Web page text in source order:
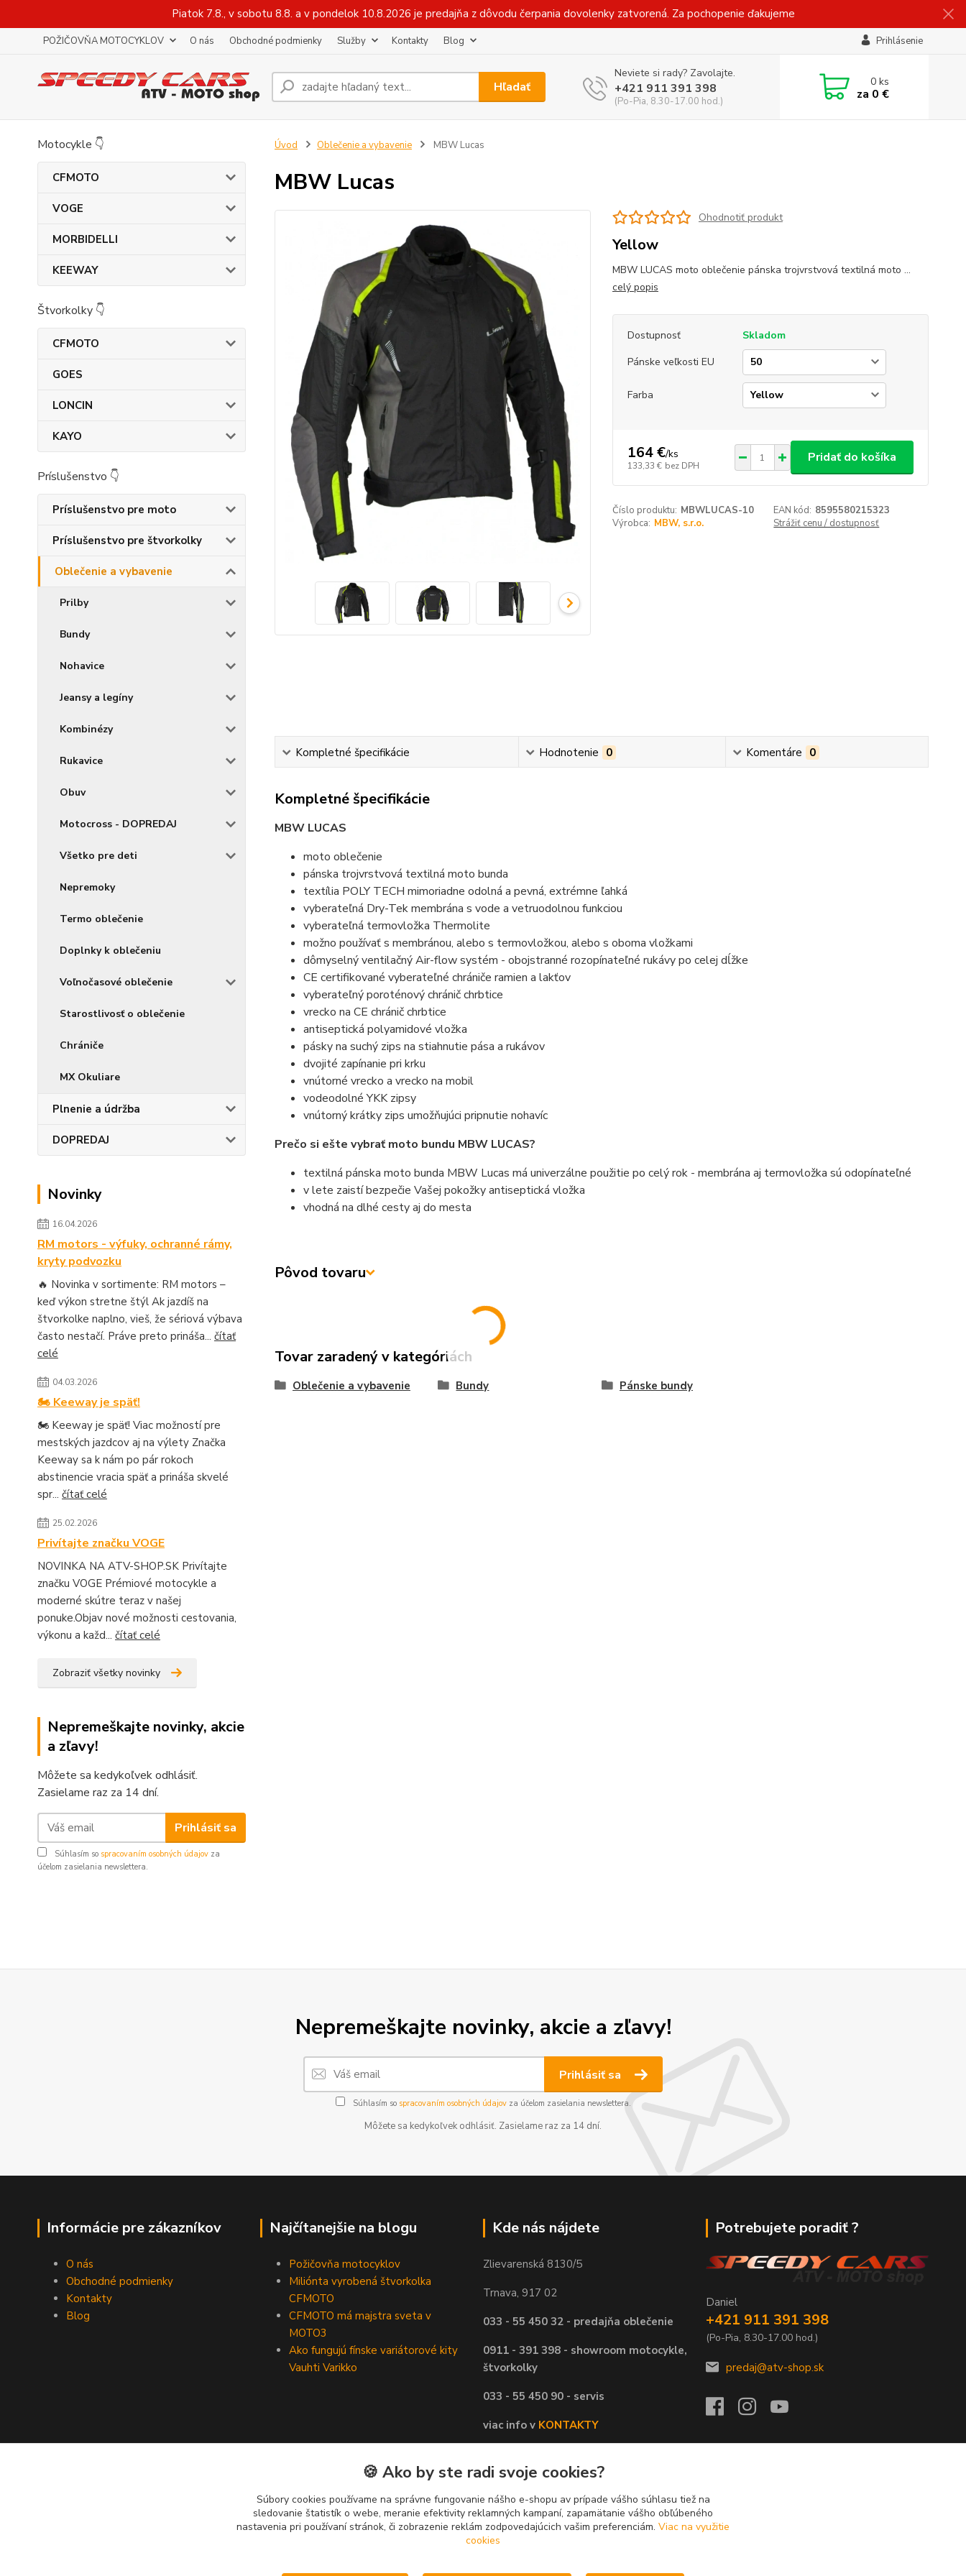
Piatok 7.8., v sobotu 8.8. a v pondelok 10.8.2026 je predajňa z dôvodu čerpania dovolenky zatvorená. Za pochopenie ďakujeme
POŽIČOVŇA MOTOCYKLOV O nás Obchodné podmienky Služby Kontakty Blog Prihlásenie
Hľadať
Neviete si rady? Zavolajte.
+421 911 391 398
(Po-Pia, 8.30-17.00 hod.)
0ks
za 0 €
Motocykle 👇
CFMOTO
VOGE
MORBIDELLI
KEEWAY
Štvorkolky 👇
CFMOTO
GOES
LONCIN
KAYO
Príslušenstvo 👇
Príslušenstvo pre moto
Príslušenstvo pre štvorkolky
Oblečenie a vybavenie
Prilby
Bundy
Nohavice
Jeansy a legíny
Kombinézy
Rukavice
Obuv
Motocross - DOPREDAJ
Všetko pre deti
Nepremoky
Termo oblečenie
Doplnky k oblečeniu
Voľnočasové oblečenie
Starostlivosť o oblečenie
Chrániče
MX Okuliare
Plnenie a údržba
DOPREDAJ
Novinky
16.04.2026
RM motors - výfuky, ochranné rámy,
kryty podvozku
🔥 Novinka v sortimente: RM motors –
keď výkon stretne štýl Ak jazdíš na
štvorkolke naplno, vieš, že sériová výbava
často nestačí. Práve preto prináša... čítať
celé
04.03.2026
🏍️ Keeway je späť!
🏍️ Keeway je späť! Viac možností pre
mestských jazdcov aj na výlety Značka
Keeway sa k nám po pár rokoch
abstinencie vracia späť a prináša skvelé
spr... čítať celé
25.02.2026
Privítajte značku VOGE
NOVINKA NA ATV-SHOP.SK Privítajte
značku VOGE Prémiové motocykle a
moderné skútre teraz v našej
ponuke.Objav nové možnosti cestovania,
výkonu a každ... čítať celé
Zobraziť všetky novinky
Nepremeškajte novinky, akcie
a zľavy!
Môžete sa kedykoľvek odhlásiť.
Zasielame raz za 14 dní.
Prihlásiť sa
Súhlasím so spracovaním osobných údajov za
účelom zasielania newslettera.
Úvod Oblečenie a vybavenie MBW Lucas
MBW Lucas
Ohodnotiť produkt
Yellow
MBW LUCAS moto oblečenie pánska trojvrstvová textilná moto ...
celý popis
Dostupnosť
Skladom
Pánske veľkosti EU
Farba
164 €/ks
133,33 € bez DPH
Pridať do košíka
Číslo produktu: MBWLUCAS-10 EAN kód: 8595580215323
Výrobca: MBW, s.r.o. Strážiť cenu / dostupnosť
Kompletné špecifikácie Hodnotenie 0 Komentáre 0
Kompletné špecifikácie
MBW LUCAS
moto oblečenie
pánska trojvrstvová textilná moto bunda
textília POLY TECH mimoriadne odolná a pevná, extrémne ľahká
vyberateľná Dry-Tek membrána s vode a vetruodolnou funkciou
vyberateľná termovložka Thermolite
možno používať s membránou, alebo s termovložkou, alebo s oboma vložkami
dômyselný ventilačný Air-flow systém - obojstranné rozopínateľné rukávy po celej dĺžke
CE certifikované vyberateľné chrániče ramien a lakťov
vyberateľný poroténový chránič chrbtice
vrecko na CE chránič chrbtice
antiseptická polyamidové vložka
pásky na suchý zips na stiahnutie pása a rukávov
dvojité zapínanie pri krku
vnútorné vrecko a vrecko na mobil
vodeodolné YKK zipsy
vnútorný krátky zips umožňujúci pripnutie nohavíc
Prečo si ešte vybrať moto bundu MBW LUCAS?
textilná pánska moto bunda MBW Lucas má univerzálne použitie po celý rok - membrána aj termovložka sú odopínateľné
v lete zaistí bezpečie Vašej pokožky antiseptická vložka
vhodná na dlhé cesty aj do mesta
Pôvod tovaru
Tovar zaradený v kategóriách
Oblečenie a vybavenie Bundy Pánske bundy
Nepremeškajte novinky, akcie a zľavy!
Prihlásiť sa
Súhlasím so spracovaním osobných údajovza účelom zasielania newslettera.
Môžete sa kedykoľvek odhlásiť. Zasielame raz za 14 dní.
Informácie pre zákazníkov
O nás
Obchodné podmienky
Kontakty
Blog
Najčítanejšie na blogu
Požičovňa motocyklov
Miliónta vyrobená štvorkolka
CFMOTO
CFMOTO má majstra sveta v
MOTO3
Ako fungujú fínske variátorové kity
Vauhti Varikko
Kde nás nájdete
Zlievarenská 8130/5
Trnava, 917 02
033 - 55 450 32 - predajňa oblečenie
0911 - 391 398 - showroom motocykle,
štvorkolky
033 - 55 450 90 - servis
viac info v KONTAKTY
Potrebujete poradiť ?
Daniel
+421 911 391 398
(Po-Pia, 8.30-17.00 hod.)
predaj@atv-shop.sk
🍪 Ako by ste radi svoje cookies?
Súbory cookies používame na správne fungovanie nášho e-shopu av prípade vášho súhlasu tiež na
sledovanie štatistík o webe, meranie efektivity reklamných kampaní, zapamätanie vášho obľúbeného
nastavenia pri používaní stránok, či zobrazenie reklám zodpovedajúcich vašim preferenciám. Viac na využitie
cookies